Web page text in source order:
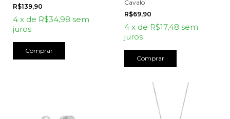
R$139,90
4 x de R$34,98 sem
juros
Cavalo
R$69,90
4 x de R$17,48 sem
juros